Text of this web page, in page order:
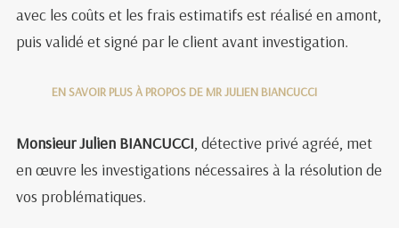
avec les coûts et les frais estimatifs est réalisé en amont,
puis validé et signé par le client avant investigation.
EN SAVOIR PLUS À PROPOS DE MR JULIEN BIANCUCCI
Monsieur Julien BIANCUCCI, détective privé agréé, met
en œuvre les investigations nécessaires à la résolution de
vos problématiques.